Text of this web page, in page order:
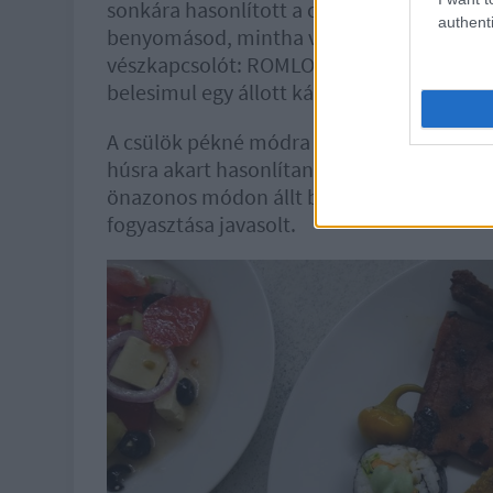
sonkára hasonlított a cucc, de az íze
benyomásod, mintha valami régen állott
vészkapcsolót: ROMLOTT, ROMLOTT!
belesimul egy állott káposzta aromába,
A csülök pékné módra hasonló
húsra akart hasonlítani. A rántott répa
önazonos módon állt bele a vegán
fogyasztása javasolt.